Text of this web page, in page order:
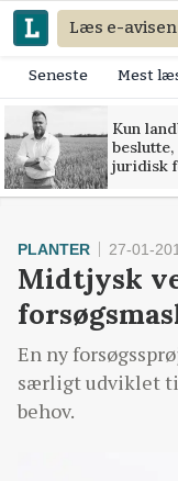
Læs e-avisen
Seneste Mest
Kun
juridisk
PLANTER 27-01-
Midtjysk
En ny
særligt udviklet til
behov.